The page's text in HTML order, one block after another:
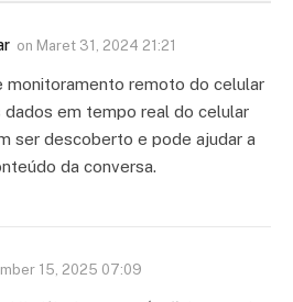
on Maret 31, 2024 21:21
monitoramento remoto do celular
em tempo real do celular
ser descoberto e pode ajudar a
da conversa.
15, 2025 07:09